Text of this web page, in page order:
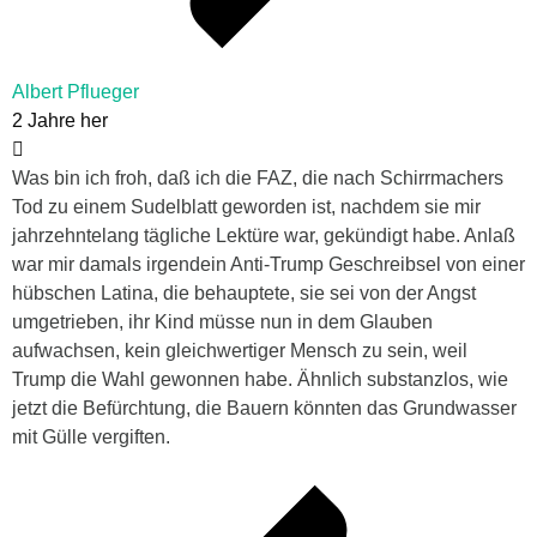
Albert Pflueger
2 Jahre her
Was bin ich froh, daß ich die FAZ, die nach Schirrmachers
Tod zu einem Sudelblatt geworden ist, nachdem sie mir
jahrzehntelang tägliche Lektüre war, gekündigt habe. Anlaß
war mir damals irgendein Anti-Trump Geschreibsel von einer
hübschen Latina, die behauptete, sie sei von der Angst
umgetrieben, ihr Kind müsse nun in dem Glauben
aufwachsen, kein gleichwertiger Mensch zu sein, weil
Trump die Wahl gewonnen habe. Ähnlich substanzlos, wie
jetzt die Befürchtung, die Bauern könnten das Grundwasser
mit Gülle vergiften.